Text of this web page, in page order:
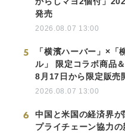
発売
2026.08.07 13:00
5
「横濱ハーバー」×「
ル」 限定コラボ商品
8月17日から限定販売
2026.08.07 13:00
6
中国と米国の経済界
プライチェーン協力